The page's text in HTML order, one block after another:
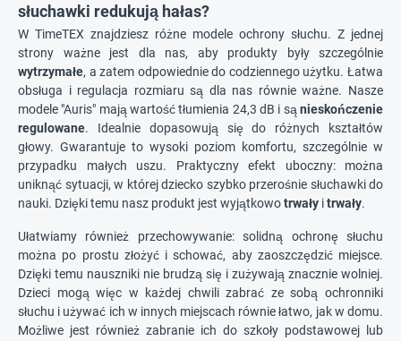
słuchawki redukują hałas?
W TimeTEX znajdziesz różne modele ochrony słuchu. Z jednej
strony ważne jest dla nas, aby produkty były szczególnie
wytrzymałe, a zatem odpowiednie do codziennego użytku. Łatwa
obsługa i regulacja rozmiaru są dla nas równie ważne. Nasze
modele "Auris" mają wartość tłumienia 24,3 dB i są nieskończenie
regulowane. Idealnie dopasowują się do różnych kształtów
głowy. Gwarantuje to wysoki poziom komfortu, szczególnie w
przypadku małych uszu. Praktyczny efekt uboczny: można
uniknąć sytuacji, w której dziecko szybko przerośnie słuchawki do
nauki. Dzięki temu nasz produkt jest wyjątkowotrwały itrwały.
Ułatwiamy również przechowywanie: solidną ochronę słuchu
można po prostu złożyć i schować, aby zaoszczędzić miejsce.
Dzięki temu nauszniki nie brudzą się i zużywają znacznie wolniej.
Dzieci mogą więc w każdej chwili zabrać ze sobą ochronniki
słuchu i używać ich w innych miejscach równie łatwo, jak w domu.
Możliwe jest również zabranie ich do szkoły podstawowej lub